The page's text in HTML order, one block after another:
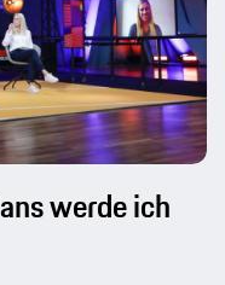
werde ich